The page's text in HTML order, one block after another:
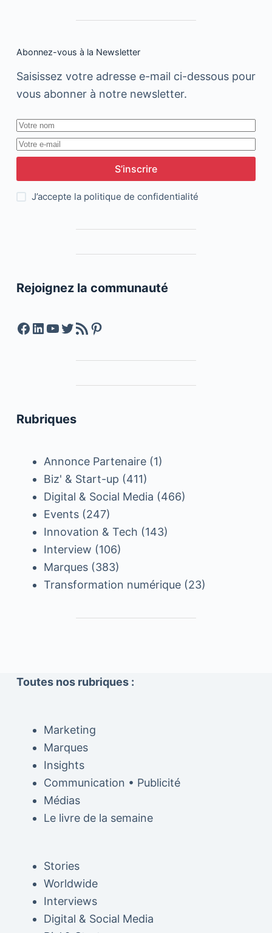
Abonnez-vous à la Newsletter
Saisissez votre adresse e-mail ci-dessous pour
vous abonner à notre newsletter.
S’inscrire
J’accepte la politique de confidentialité
Rejoignez la communauté
Facebook
LinkedIn
YouTube
Twitter
Feed RSSPinterest
Rubriques
Annonce Partenaire(1)
Biz' & Start-up (411)
Digital & Social Media (466)
Events(247)
Innovation & Tech (143)
Interview (106)
Marques(383)
Transformation numérique(23)
Toutes nos rubriques :
Marketing
Marques
Insights
Communication • Publicité
Médias
Le livre de la semaine
Stories
Worldwide
Interviews
Digital & Social Media